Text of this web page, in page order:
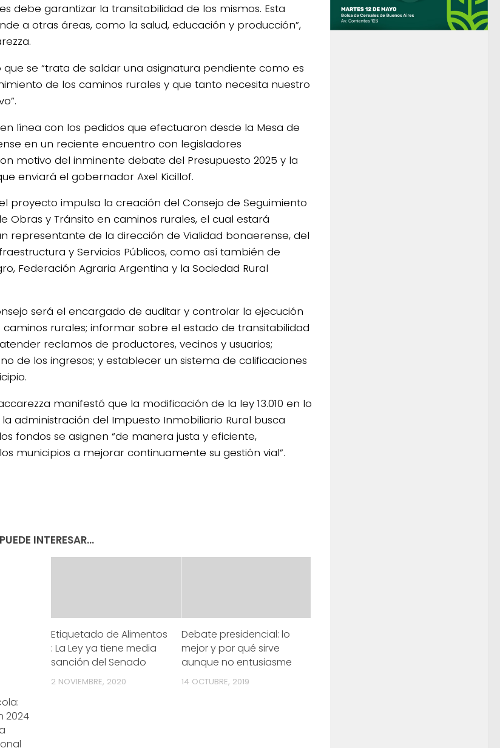
debe garantizar la transitabilidad de los mismos. Esta
a otras áreas, como la salud, educación y producción”,
que se “trata de saldar una asignatura pendiente como es
de los caminos rurales y que tanto necesita nuestro
línea con los pedidos que efectuaron desde la Mesa de
en un reciente encuentro con legisladores
motivo del inminente debate del Presupuesto 2025 y la
enviará el gobernador Axel Kicillof.
proyecto impulsa la creación del Consejo de Seguimiento
Obras y Tránsito en caminos rurales, el cual estará
representante de la dirección de Vialidad bonaerense, del
y Servicios Públicos, como así también de
Federación Agraria Argentina y la Sociedad Rural
será el encargado de auditar y controlar la ejecución
rurales; informar sobre el estado de transitabilidad
reclamos de productores, vecinos y usuarios;
de los ingresos; y establecer un sistema de calificaciones
manifestó que la modificación de la ley 13.010 en lo
administración del Impuesto Inmobiliario Rural busca
fondos se asignen “de manera justa y eficiente,
municipios a mejorar continuamente su gestión vial”.
INTERESAR...
2024
Etiquetado de Alimentos
: La Ley ya tiene media
sanción del Senado
2 NOVIEMBRE, 2020
Debate presidencial: lo
mejor y por qué sirve
aunque no entusiasme
14 OCTUBRE, 2019